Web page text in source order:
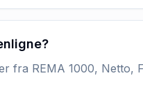
fra REMA 1000,